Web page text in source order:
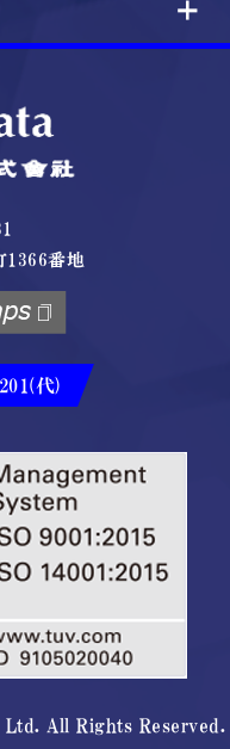
1366番地
代)
All Rights Reserved.